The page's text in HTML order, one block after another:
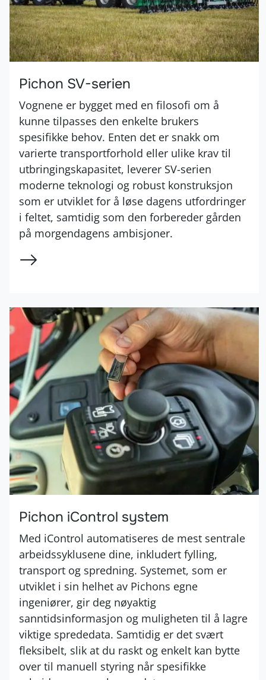
Pichon SV-serien
Vognene er bygget med en filosofi om å
kunne tilpasses den enkelte brukers
spesifikke behov. Enten det er snakk om
varierte transportforhold eller ulike krav til
utbringingskapasitet, leverer SV-serien
moderne teknologi og robust konstruksjon
som er utviklet for å løse dagens utfordringer
i feltet, samtidig som den forbereder gården
på morgendagens ambisjoner.
Pichon iControl system
Med iControl automatiseres de mest sentrale
arbeidssyklusene dine, inkludert fylling,
transport og spredning. Systemet, som er
utviklet i sin helhet av Pichons egne
ingeniører, gir deg nøyaktig
sanntidsinformasjon og muligheten til å lagre
viktige sprededata. Samtidig er det svært
fleksibelt, slik at du raskt og enkelt kan bytte
over til manuell styring når spesifikke